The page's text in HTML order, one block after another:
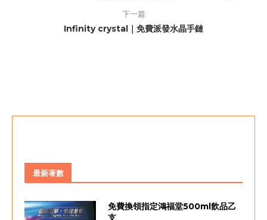
下一篇
Infinity crystal｜免費派發水晶手鏈
最新著數
免費換領指定鴻福堂500ml飲品乙
支